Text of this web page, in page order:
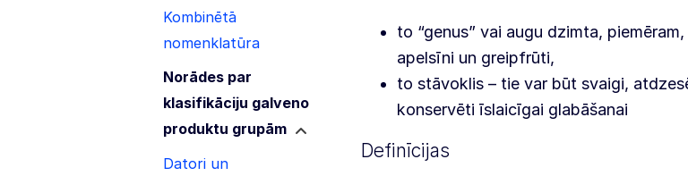
Kombinētā
nomenklatūra
Norādes par
klasifikāciju galveno
produktu grupām
Datori un
to “genus” vai augu dzimta,
apelsīni un greipfrūti,
to stāvoklis – tie var būt svaigi,
konservēti īslaicīgai glabāšanai
Definīcijas